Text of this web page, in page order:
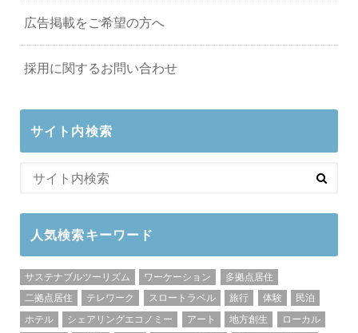
広告掲載をご希望の方へ
採用に関するお問い合わせ
サイト内検索
人気検索キーワード
サステナブルツーリズム ワーケーション
多拠点居住
二拠点居住
テレワーク スロートラベル 旅行 体験
民泊
ホテル
シェアリングエコノミー アート 地方創生
ローカル